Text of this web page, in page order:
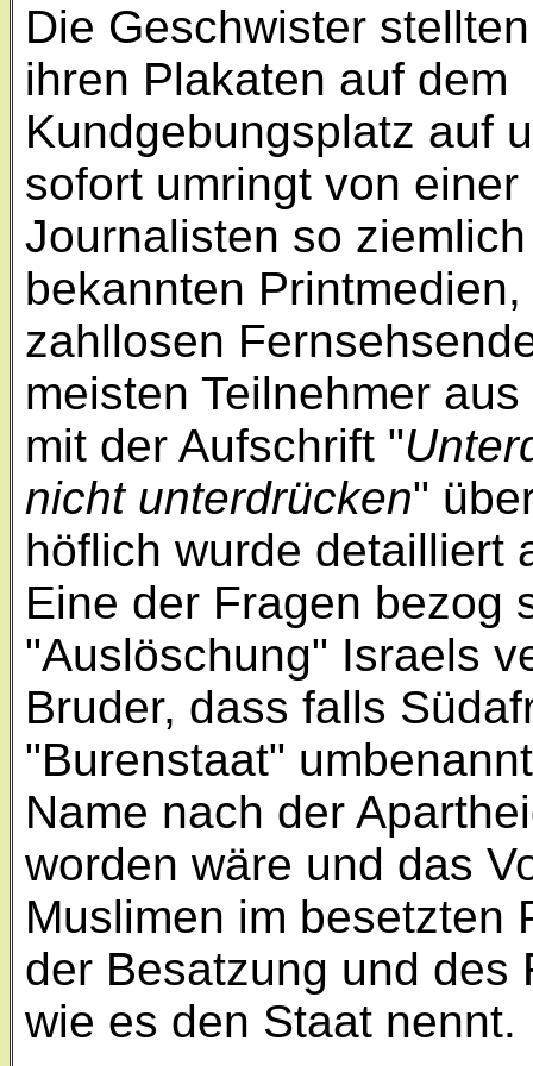
Die Geschwister
ihren Plakaten auf dem
Kundgebungsplatz auf
sofort umringt von
Journalisten so
bekannten
zahllosen
meisten Teilnehmer
mit der Aufschrift "
nicht unterdrücken"
höflich wurde detailliert
Eine der Fragen bezog
"Auslöschung" Israels
Bruder, dass falls
"Burenstaat"
Name nach der
worden wäre und das
Muslimen im besetzten
der Besatzung und des
wie es den Staat nennt.